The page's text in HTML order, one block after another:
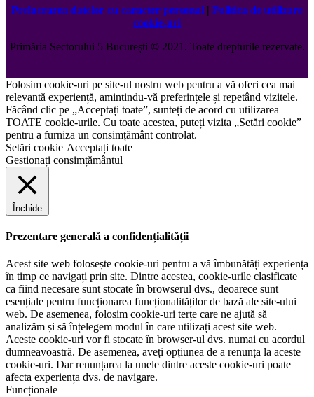
Prelucrarea datelor cu caracter personal | Politica de utilizare
cookie-uri
Primăria Sectorului 5 București ©️2021. Toate drepturile rezervate.
Folosim cookie-uri pe site-ul nostru web pentru a vă oferi cea mai
relevantă experiență, amintindu-vă preferințele și repetând vizitele.
Făcând clic pe „Acceptați toate”, sunteți de acord cu utilizarea
TOATE cookie-urile. Cu toate acestea, puteți vizita „Setări cookie”
pentru a furniza un consimțământ controlat.
Setări cookie Acceptați toate
Gestionați consimțământul
Închide
Prezentare generală a confidențialității
Acest site web folosește cookie-uri pentru a vă îmbunătăți experiența
în timp ce navigați prin site. Dintre acestea, cookie-urile clasificate
ca fiind necesare sunt stocate în browserul dvs., deoarece sunt
esențiale pentru funcționarea funcționalităților de bază ale site-ului
web. De asemenea, folosim cookie-uri terțe care ne ajută să
analizăm și să înțelegem modul în care utilizați acest site web.
Aceste cookie-uri vor fi stocate în browser-ul dvs. numai cu acordul
dumneavoastră. De asemenea, aveți opțiunea de a renunța la aceste
cookie-uri. Dar renunțarea la unele dintre aceste cookie-uri poate
afecta experiența dvs. de navigare.
Funcționale